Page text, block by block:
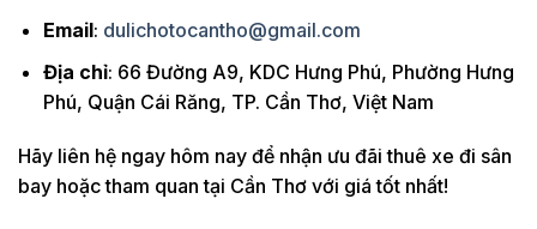
Email: dulichotocantho@gmail.com
Địa chỉ: 66 Đường A9, KDC Hưng Phú, Phường Hưng
Phú, Quận Cái Răng, TP. Cần Thơ, Việt Nam
Hãy liên hệ ngay hôm nay để nhận ưu đãi thuê xe đi sân
bay hoặc tham quan tại Cần Thơ với giá tốt nhất!